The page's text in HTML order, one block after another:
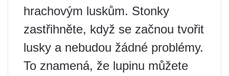
hrachovým luskům. Stonky
zastřihněte, když se začnou tvořit
lusky a nebudou žádné problémy.
To znamená, že lupinu můžete